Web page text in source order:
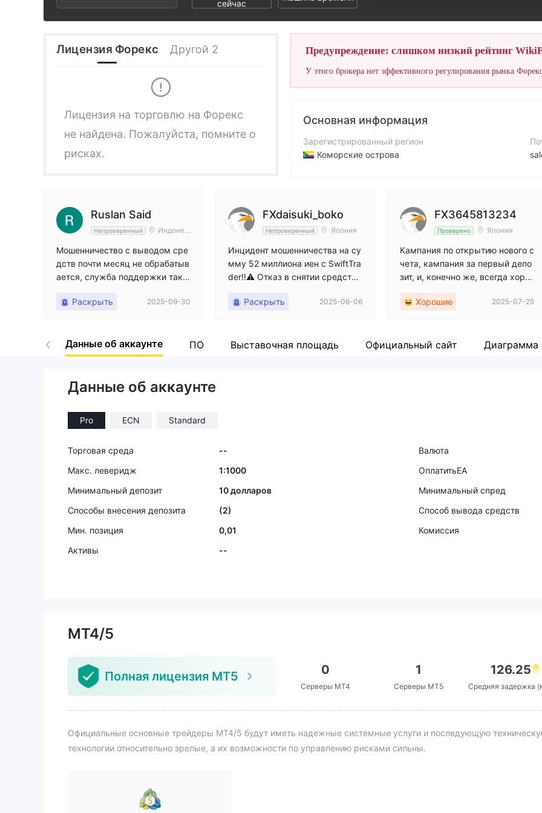
2
3
5
6
8
9
6
7
9
5
6
8
сейчас
Лицензия Форекс Другой 2
Лицензия на торговлю на Форекс
не найдена. Пожалуйста, помните о
рисках.
Предупреждение: слишком низкий рейтинг
У этого брокера нет эффективного регулирования рынка
Основная информация
Зарегистрированный регион
Коморские острова
Компания
Swift Trader Ltd
Ruslan Said
Непроверенный
Индонез
Мошенничество с выводом сре
дств почти месяц не обрабатыв
ается, служба поддержки такж
Раскрыть
2025-09-30
FXdaisuki_boko
Непроверенный Япония
Инцидент мошенничества на су
мму 52 миллиона иен с SwiftTra
der‼️⚠️ Отказ в снятии средств
дилера по имени SwiftTrader мо
а снятие средств было отказан
средств и невозможности дост
упа к MT5, я связался с поддер
тменено. ・Мне односторонне с
ообщили о "нарушении политик
утри компании, поэтому никаки
е возражения или предоставле
ние доказательств не будут рас
ения в поддержку, я перестал
того, вернули только сумму де
Раскрыть 2025-06-06
FX3645813234
Проверено Япония
Кампания по открытию нового с
чета, кампания за первый депо
зит, и, конечно же, всегда хоро
едавно совершил сделку, и все
ния на внутренний банковский
Хорошие 2025-07-25
Данные об аккаунте ПО Выставочная площадь Официальный сайт Диаграмма
Данные об аккаунте
Pro ECN Standard
Торговая среда -- Валюта
Макс. леверидж
1:1000
ОплатитьEA
Минимальный депозит
10 долларов Минимальный спред
Способы внесения депозита
(2) Способ вывода средств
Мин. позиция
0,01 Комиссия
Активы
--
MT4/5
Полная лицензия MT5 0
Серверы MT4
1
Серверы MT5
126.25
Средняя задержка
Официальные основные трейдеры MT4/5 будут иметь надежные системные услуги и последующую
технологии относительно зрелые, а их возможности по управлению рисками сильны.